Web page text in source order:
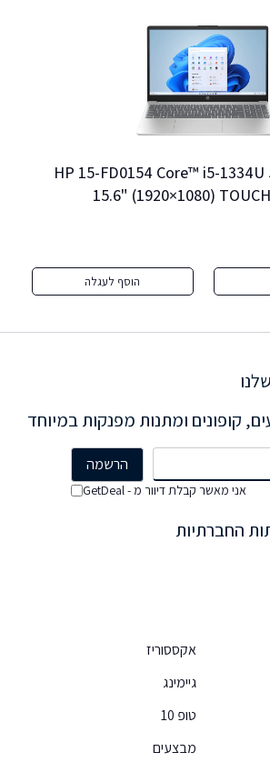
הוסף לעגלה
אקססוריז
גיימינג
טופ 10
מבצעים
קופונים ומתנות מפנקות במיוחד
אני מאשר קבלת דיוור מ - GetDeal
החברתיות